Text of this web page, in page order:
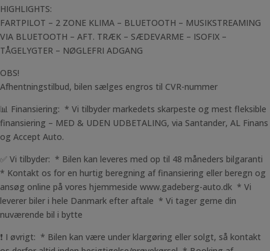
HIGHLIGHTS:
FARTPILOT – 2 ZONE KLIMA – BLUETOOTH – MUSIKSTREAMING
VIA BLUETOOTH – AFT. TRÆK – SÆDEVARME – ISOFIX –
TÅGELYGTER – NØGLEFRI ADGANG
OBS!
Afhentningstilbud, bilen sælges engros til CVR-nummer
📊 Finansiering: * Vi tilbyder markedets skarpeste og mest fleksible
finansiering – MED & UDEN UDBETALING, via Santander, AL Finans
og Accept Auto.
✅ Vi tilbyder: * Bilen kan leveres med op til 48 måneders bilgaranti
* Kontakt os for en hurtig beregning af finansiering eller beregn og
ansøg online på vores hjemmeside www.gadeberg-auto.dk * Vi
leverer biler i hele Danmark efter aftale * Vi tager gerne din
nuværende bil i bytte
❗ I øvrigt: * Bilen kan være under klargøring eller solgt, så kontakt